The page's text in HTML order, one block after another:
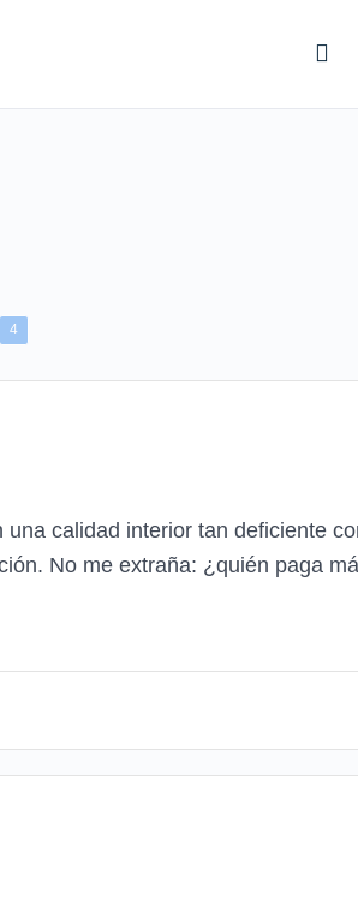
4
calidad interior tan deficiente
No me extraña: ¿quién paga